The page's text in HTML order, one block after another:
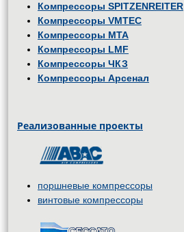
Компрессоры SPITZENREITER
Компрессоры VMTEC
Компрессоры MTA
Компрессоры LMF
Компрессоры ЧКЗ
Компрессоры Арсенал
Реализованные проекты
поршневые компрессоры
винтовые компрессоры